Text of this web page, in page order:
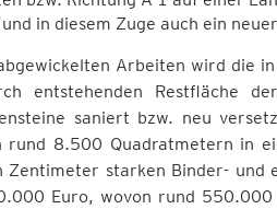
in diesem Zuge auch ein
Arbeiten wird die
entstehenden Restfläche
saniert bzw. neu
rund 8.500 Quadratmetern in
Zentimeter starken Binder-
Euro, wovon rund